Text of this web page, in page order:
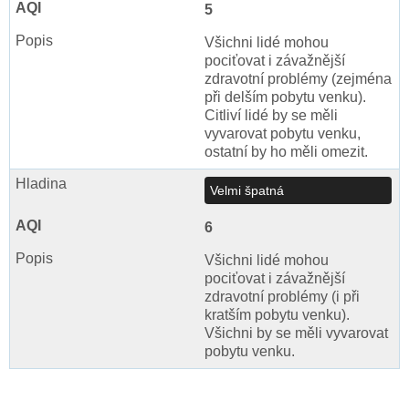
5
Všichni lidé mohou
pociťovat i závažnější
zdravotní problémy (zejména
při delším pobytu venku).
Citliví lidé by se měli
vyvarovat pobytu venku,
ostatní by ho měli omezit.
Velmi špatná
6
Všichni lidé mohou
pociťovat i závažnější
zdravotní problémy (i při
kratším pobytu venku).
Všichni by se měli vyvarovat
pobytu venku.